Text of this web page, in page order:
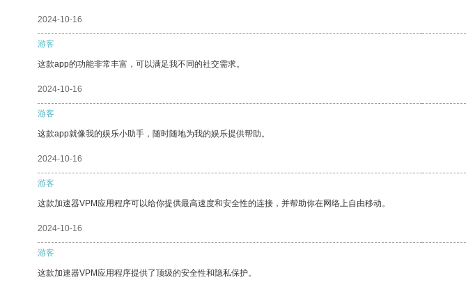
2024-10-16
游客
这款app的功能非常丰富，可以满足我不同的社交需求。
2024-10-16
游客
这款app就像我的娱乐小助手，随时随地为我的娱乐提供帮助。
2024-10-16
游客
这款加速器VPM应用程序可以给你提供最高速度和安全性的连接，并帮助你在网络上自由移动。
2024-10-16
游客
这款加速器VPM应用程序提供了顶级的安全性和隐私保护。